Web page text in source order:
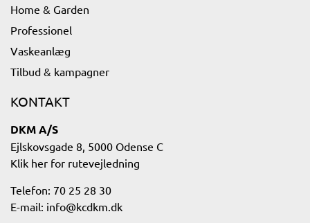
Home & Garden
Professionel
Vaskeanlæg
Tilbud & kampagner
KONTAKT
DKM A/S
Ejlskovsgade 8, 5000 Odense C
Klik her for rutevejledning​
Telefon: 70 25 28 30
E-mail: info@kcdkm.dk